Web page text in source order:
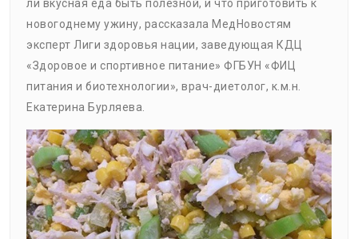
ли вкусная еда быть полезной, и что приготовить к
новогоднему ужину, рассказала МедНовостям
эксперт Лиги здоровья нации, заведующая КДЦ
«Здоровое и спортивное питание» ФГБУН «ФИЦ
питания и биотехнологии», врач-диетолог, к.м.н.
Екатерина Бурляева.